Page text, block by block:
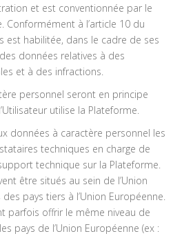
et est conventionnée par le
Conformément à l’article 10 du
est habilitée, dans le cadre de ses
données relatives à des
et à des infractions.
personnel seront en principe
utilise la Plateforme.
données à caractère personnel les
techniques en charge de
technique sur la Plateforme.
être situés au sein de l’Union
pays tiers à l’Union Européenne.
parfois offrir le même niveau de
pays de l’Union Européenne (ex :